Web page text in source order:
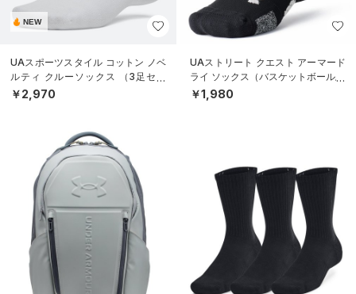
NEW
UAスポーツスタイル コットン ノベ
ルティ クルーソックス （3足セッ
ト）（トレーニング/UNISEX）
￥2,970
UAストリート クエスト アーマード
ライ ソックス（バスケットボール/U
NISEX）
￥1,980